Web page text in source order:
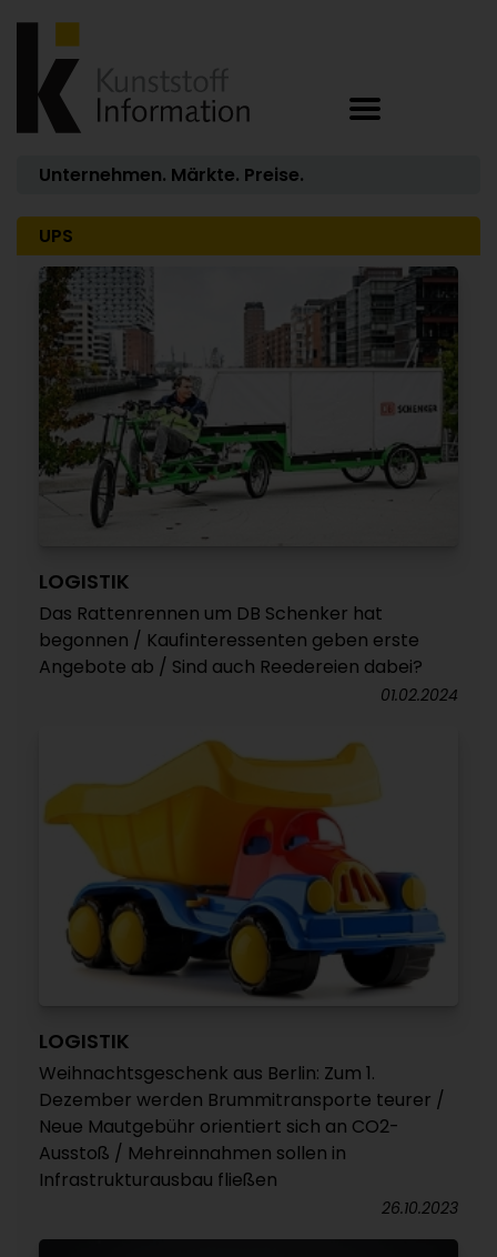
Unternehmen. Märkte. Preise.
UPS
LOGISTIK
Das Rattenrennen um DB Schenker hat
begonnen / Kaufinteressenten geben erste
Angebote ab / Sind auch Reedereien dabei?
01.02.2024
LOGISTIK
Weihnachtsgeschenk aus Berlin: Zum 1.
Dezember werden Brummitransporte teurer /
Neue Mautgebühr orientiert sich an CO2-
Ausstoß / Mehreinnahmen sollen in
Infrastrukturausbau fließen
26.10.2023